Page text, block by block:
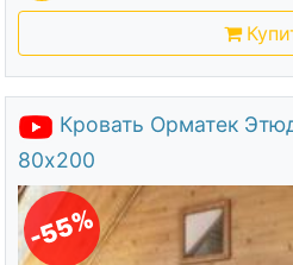
Кровать Орматек
80х200
-55%